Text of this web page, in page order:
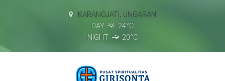
KARANGJATI, UNGARAN
DAY
24°C
NIGHT
20°C